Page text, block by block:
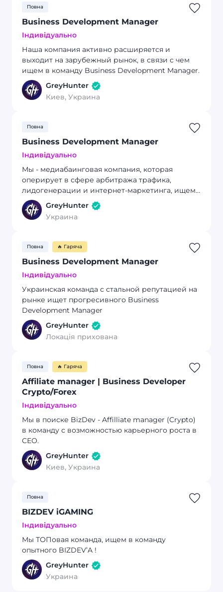
Повна
Business Development Manager
Індивідуально
Наша компания активно расширяется и
выходит на зарубежный рынок, в связи с чем
ищем в команду Business Development Manager.
GreyHunter
Киев, Украина
Повна
Business Development Manager
Індивідуально
Мы - медиабаинговая компания, которая
оперирует в сфере арбитража трафика,
лидогенерации и интернет-маркетинга, ищем
опытного Business Development Manager.
GreyHunter
Украина
Повна 🔥 Гаряча
Business Development Manager
Індивідуально
Украинская команда с стальной репутацией на
рынке ищет прогресивного Business
Development Manager
GreyHunter
Локація прихована
Повна 🔥 Гаряча
Affiliate manager | Business Developer
Crypto/Forex
Індивідуально
Мы в поиске BizDev - Affilliate manager (Crypto)
в команду с возможностью карьерного роста в
СЕО.
GreyHunter
Киев, Украина
Повна
BIZDEV iGAMING
Індивідуально
Мы ТОПовая команда, ищем в команду
опытного BIZDEV’A !
GreyHunter
Украина